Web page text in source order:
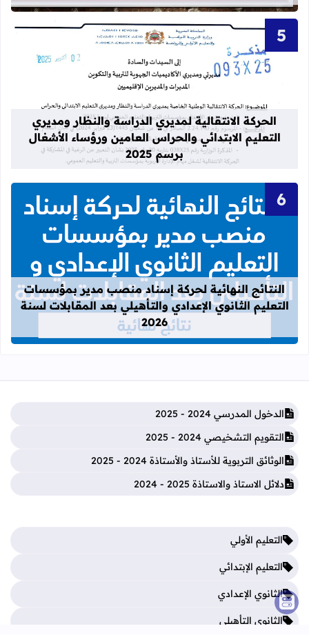
قراءة المزيد عن الحركة الانتقالية
الحركة الانتقالية لمديري الدراسة والنظار ومديري
التعليم الابتدائي والحراس العامين ورؤساء الأشغال
برسم 2025
قراءة المزيد عن النتائج النهائية
النتائج النهائية لحركة إسناد منصب مدير بمؤسسات
التعليم الثانوي الإعدادي والتأهيلي بعد المقابلات لسنة
2026
الدخول المدرسي 2024 - 2025
التقويم التشخيصي 2024 - 2025
الوثائق التربوية للأستاذ والأستاذة 2024 - 2025
دلائل الاستاذ والاستاذة 2025 - 2024
التعليم الأولي
التعليم الإبتدائي
الثانوي الإعدادي
الثانوي التأهيلي